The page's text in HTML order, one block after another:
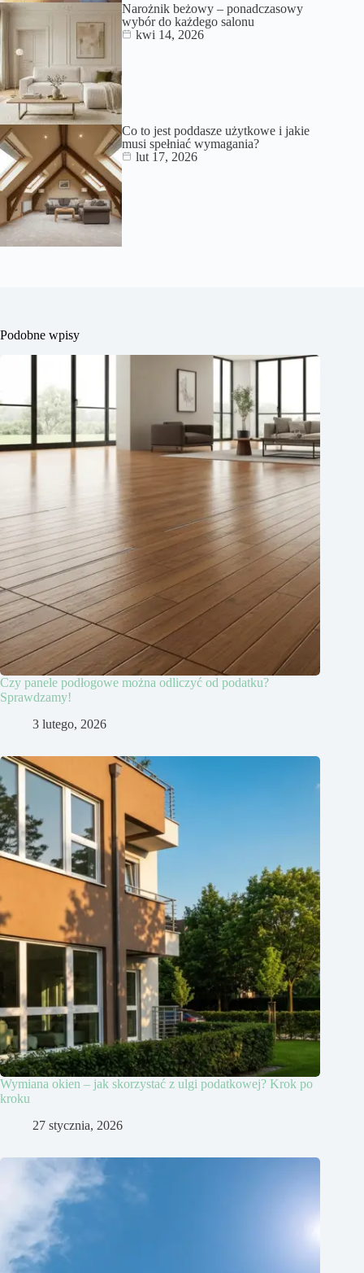
Narożnik beżowy – ponadczasowy
wybór do każdego salonu
kwi 14, 2026
Co to jest poddasze użytkowe i jakie
musi spełniać wymagania?
lut 17, 2026
Podobne wpisy
Czy panele podłogowe można odliczyć od podatku?
Sprawdzamy!
3 lutego, 2026
Wymiana okien – jak skorzystać z ulgi podatkowej? Krok po
kroku
27 stycznia, 2026